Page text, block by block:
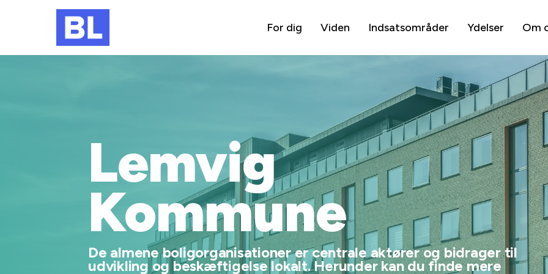
For dig Viden Indsatsområder Ydelser Om
Lemvig
Kommune
De almene boligorganisationer er centrale aktører og bidrager til
udvikling og beskæftigelse lokalt. Herunder kan du finde mere